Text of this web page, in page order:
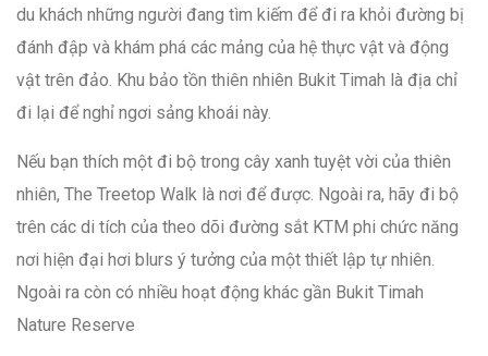
du khách những người đang tìm kiếm để đi ra khỏi đường bị
đánh đập và khám phá các mảng của hệ thực vật và động
vật trên đảo. Khu bảo tồn thiên nhiên Bukit Timah là địa chỉ
đi lại để nghỉ ngơi sảng khoái này.
Nếu bạn thích một đi bộ trong cây xanh tuyệt vời của thiên
nhiên, The Treetop Walk là nơi để được. Ngoài ra, hãy đi bộ
trên các di tích của theo dõi đường sắt KTM phi chức năng
nơi hiện đại hơi blurs ý tưởng của một thiết lập tự nhiên.
Ngoài ra còn có nhiều hoạt động khác gần Bukit Timah
Nature Reserve